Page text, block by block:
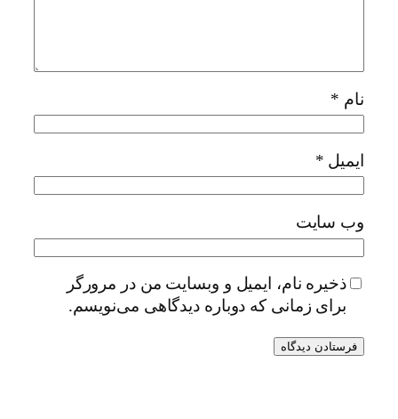
نام *
ایمیل *
وب‌ سایت
ذخیره نام، ایمیل و وبسایت من در مرورگر
برای زمانی که دوباره دیدگاهی می‌نویسم.